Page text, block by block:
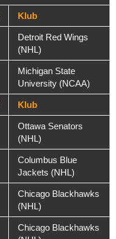
Klub
Detroit Red Wings
(NHL)
Michigan State
University (NCAA)
Klub
Ottawa Senators
(NHL)
Columbus Blue
Jackets (NHL)
Chicago Blackhawks
(NHL)
Chicago Blackhawks